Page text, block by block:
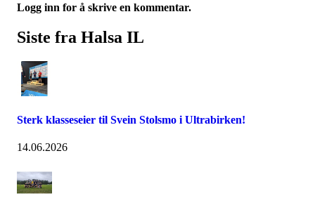
Logg inn for å skrive en kommentar.
Siste fra Halsa IL
Sterk klasseseier til Svein Stolsmo i Ultrabirken!
14.06.2026